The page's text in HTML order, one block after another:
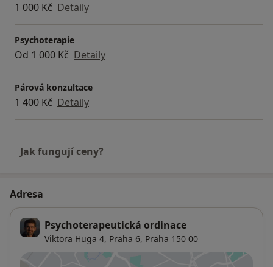
1 000 Kč Detaily
Psychoterapie
Od 1 000 Kč Detaily
Párová konzultace
1 400 Kč Detaily
Jak fungují ceny?
Adresa
Psychoterapeutická ordinace
Viktora Huga 4, Praha 6, Praha 150 00